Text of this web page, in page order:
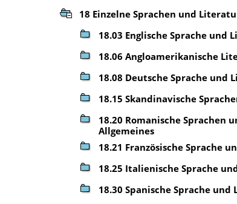
18 Einzelne Sprachen und
18.03 Englische Sprache und
18.06 Angloamerikanische
18.08 Deutsche Sprache und
18.15 Skandinavische
18.20 Romanische Sprachen
Allgemeines
18.21 Französische Sprache
18.25 Italienische Sprache
18.30 Spanische Sprache